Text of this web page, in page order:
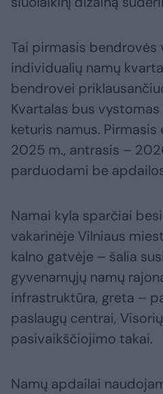
Tai pirmasis bendrovės
individualių namų
bendrovei
Kvartalas bus
keturis namus.
2025 m., antrasis –
parduodami be
Namai kyla sparčiai
vakarinėje Vilniaus
kalno gatvėje – šalia
gyvenamųjų namų
infrastruktūra, greta –
paslaugų centrai,
pasivaikščiojimo takai.
Namų apdailai